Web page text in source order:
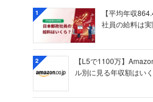
1
【平均年収
社員の給料は
2
【L5で1100万】
ル別に見る年収額はい